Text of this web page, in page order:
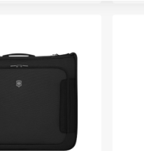
data from different sources